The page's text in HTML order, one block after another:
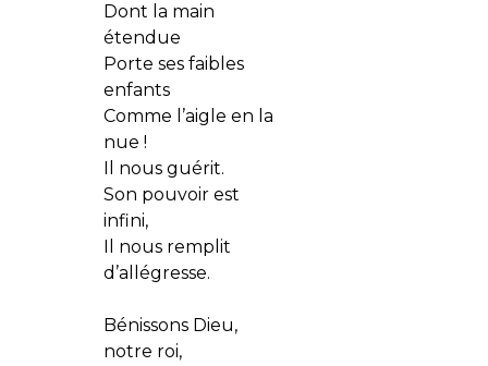
Dont la main
étendue
Porte ses faibles
enfants
Comme l’aigle en la
nue !
Il nous guérit.
Son pouvoir est
infini,
Il nous remplit
d’allégresse.
Bénissons Dieu,
notre roi,